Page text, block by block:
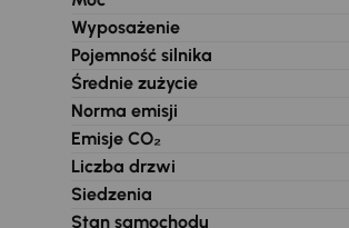
Wyposażenie
Pojemność silnika
Średnie zużycie
Norma emisji
Emisje CO₂
Liczba drzwi
Siedzenia
Stan samochodu